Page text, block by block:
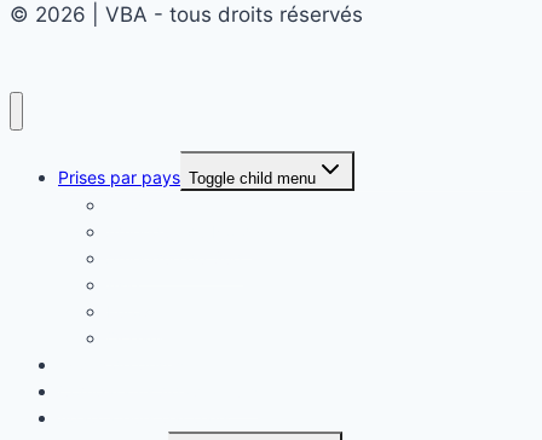
© 2026 | VBA - tous droits réservés
Prises par pays Toggle child menu